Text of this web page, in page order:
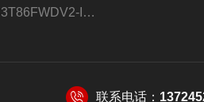
DS-2CD3T86FWDV2-I8S4g监控摄像头
联系电话：